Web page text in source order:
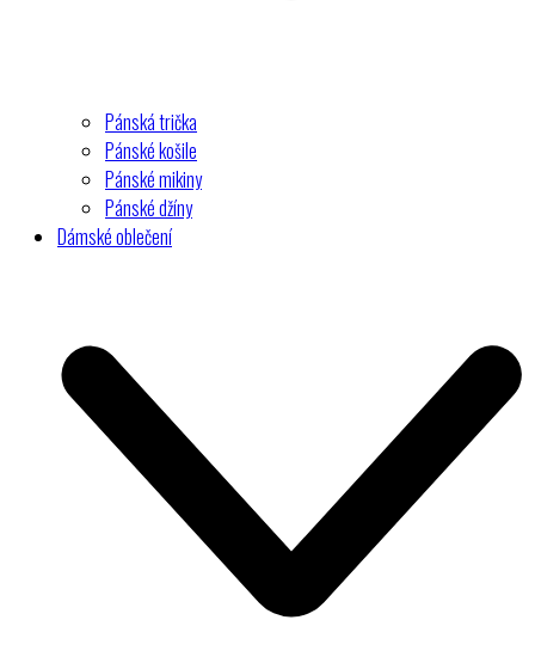
Pánská trička
Pánské košile
Pánské mikiny
Pánské džíny
Dámské oblečení